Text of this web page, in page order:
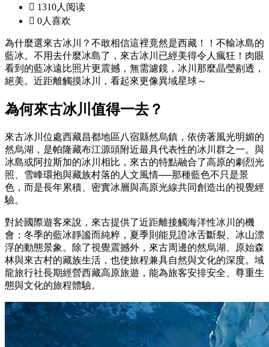
 1310人阅读
 0人喜欢
為什麼選來古冰川？不敢相信這裡竟然是西藏！！不輸冰島的
藍冰。不用去什麼冰島了，來古冰川已經美得令人瘋狂！肉眼
看到的藍冰遠比照片更震撼，無需濾鏡，冰川那麼晶瑩剔透，
絕美。近距離觸摸冰川，看起來更像異域星球～
為何來古冰川值得一去？
來古冰川位處西藏昌都地區八宿縣然烏鎮，依傍著風光明媚的
然烏湖，是帕隆藏布江源頭附近最具代表性的冰川群之一。與
冰島或阿拉斯加的冰川相比，來古的特點融合了高原的劇烈光
照、雪峰環抱與藏族村落的人文風情──那種藍色不只是景
色，而是長年累積、密實冰層與高原光線共同創造出的視覺經
驗。
對於國際遊客來說，來古提供了近距離接觸海洋性冰川的機
會：冬季的藍冰靜謐而純粹，夏季則能見證冰舌斷裂、冰山漂
浮的動態景象。除了視覺震撼外，來古周邊的然烏湖、原始森
林與來古村的藏族生活，也使旅程兼具自然與文化的深度。域
龍旅行社長期經營西藏高原旅遊，能為旅客安排安全、尊重生
態與文化的旅程體驗。